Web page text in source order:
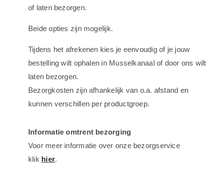
of laten bezorgen.
Beide opties zijn mogelijk.
Tijdens het afrekenen kies je eenvoudig of je jouw
bestelling wilt ophalen in Musselkanaal of door ons wilt
laten bezorgen.
Bezorgkosten zijn afhankelijk van o.a. afstand en
kunnen verschillen per productgroep.
Informatie omtrent bezorging
Voor meer informatie over onze bezorgservice
klik hier.